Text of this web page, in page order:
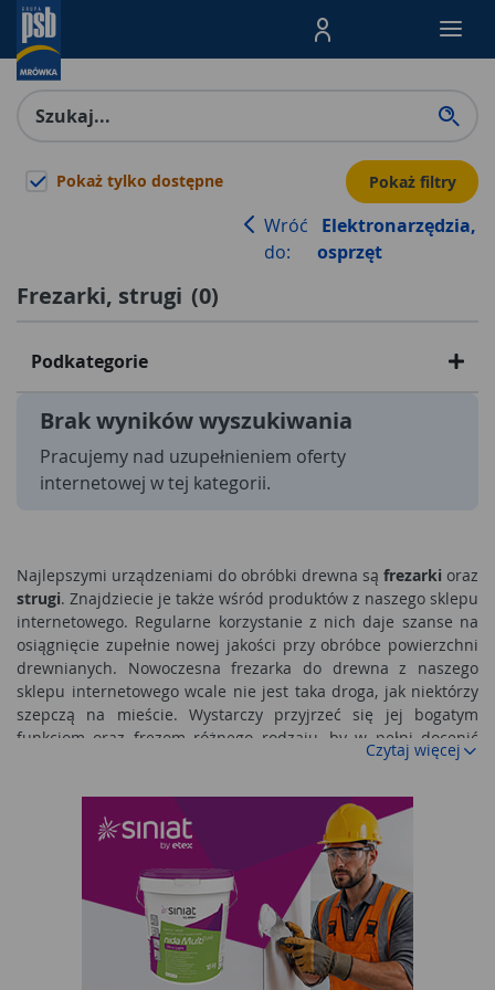
Menu Produktów,
Pokaż tylko dostępne Pokaż filtry
Wróć
do:
Elektronarzędzia,
osprzęt
Frezarki, strugi (0)
Podkategorie
Brak wyników wyszukiwania
Pracujemy nad uzupełnieniem oferty
internetowej w tej kategorii.
Najlepszymi urządzeniami do obróbki drewna są frezarki oraz
strugi. Znajdziecie je także wśród produktów z naszego sklepu
internetowego. Regularne korzystanie z nich daje szanse na
osiągnięcie zupełnie nowej jakości przy obróbce powierzchni
drewnianych. Nowoczesna frezarka do drewna z naszego
sklepu internetowego wcale nie jest taka droga, jak niektórzy
szepczą na mieście. Wystarczy przyjrzeć się jej bogatym
funkcjom oraz frezom różnego rodzaju, by w pełni docenić
potencjał tego urządzenia. Jeśli dany robotnik fizyczny
można powiedzieć, że jest optymalnie wyposażony do
wszelkich działań remontowych, polegających na rewitalizacji
oraz konserwacji drewna. Strug czy kos powinny być
stosowane wszędzie tam, gdzie obrabiany materiał stawia
przed robotnikiem pewne techniczne i strukturalne trudności.
Na szczęście współcześnie projektowane strugi ubogacone są
w niezwykle wydajne i skuteczne ostrza obrotowe, dzięki
czemu możliwe jest osiągnie efektów, o jakich jeszcze do
Czytaj więcej